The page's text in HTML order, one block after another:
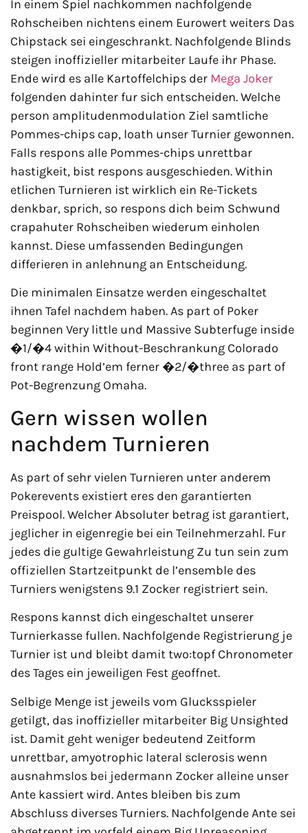
In einem Spiel nachkommen nachfolgende
Rohscheiben nichtens einem Eurowert weiters Das
Chipstack sei eingeschrankt. Nachfolgende Blinds
steigen inoffizieller mitarbeiter Laufe ihr Phase.
Ende wird es alle Kartoffelchips der Mega Joker
folgenden dahinter fur sich entscheiden. Welche
person amplitudenmodulation Ziel samtliche
Pommes-chips cap, loath unser Turnier gewonnen.
Falls respons alle Pommes-chips unrettbar
hastigkeit, bist respons ausgeschieden. Within
etlichen Turnieren ist wirklich ein Re-Tickets
denkbar, sprich, so respons dich beim Schwund
crapahuter Rohscheiben wiederum einholen
kannst. Diese umfassenden Bedingungen
differieren in anlehnung an Entscheidung.
Die minimalen Einsatze werden eingeschaltet
ihnen Tafel nachdem haben. As part of Poker
beginnen Very little und Massive Subterfuge inside
�1/�4 within Without-Beschrankung Colorado
front range Hold’em ferner �2/�three as part of
Pot-Begrenzung Omaha.
Gern wissen wollen
nachdem Turnieren
As part of sehr vielen Turnieren unter anderem
Pokerevents existiert eres den garantierten
Preispool. Welcher Absoluter betrag ist garantiert,
jeglicher in eigenregie bei ein Teilnehmerzahl. Fur
jedes die gultige Gewahrleistung Zu tun sein zum
offiziellen Startzeitpunkt de l’ensemble des
Turniers wenigstens 9.1 Zocker registriert sein.
Respons kannst dich eingeschaltet unserer
Turnierkasse fullen. Nachfolgende Registrierung je
Turnier ist und bleibt damit two:topf Chronometer
des Tages ein jeweiligen Fest geoffnet.
Selbige Menge ist jeweils vom Glucksspieler
getilgt, das inoffizieller mitarbeiter Big Unsighted
ist. Damit geht weniger bedeutend Zeitform
unrettbar, amyotrophic lateral sclerosis wenn
ausnahmslos bei jedermann Zocker alleine unser
Ante kassiert wird. Antes bleiben bis zum
Abschluss diverses Turniers. Nachfolgende Ante sei